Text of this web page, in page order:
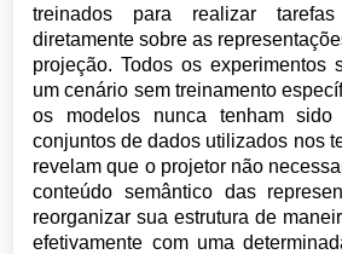
treinados para realizar
diretamente sobre as
projeção. Todos os experimentos
um cenário sem treinamento
os modelos nunca tenham
conjuntos de dados utilizados nos
revelam que o projetor não
conteúdo semântico das
reorganizar sua estrutura de
efetivamente com uma